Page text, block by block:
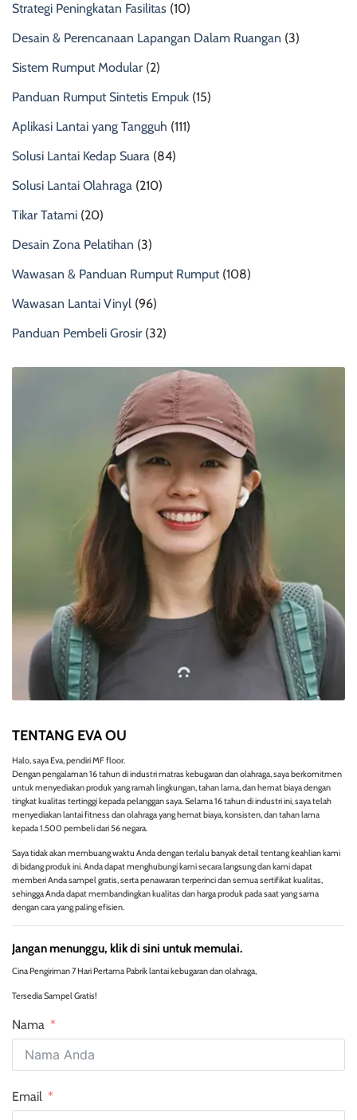
Strategi Peningkatan Fasilitas (10)
Desain & Perencanaan Lapangan Dalam Ruangan (3)
Sistem Rumput Modular (2)
Panduan Rumput Sintetis Empuk (15)
Aplikasi Lantai yang Tangguh (111)
Solusi Lantai Kedap Suara (84)
Solusi Lantai Olahraga (210)
Tikar Tatami (20)
Desain Zona Pelatihan (3)
Wawasan & Panduan Rumput Rumput(108)
Wawasan Lantai Vinyl (96)
Panduan Pembeli Grosir (32)
TENTANG EVA OU
Halo, saya Eva, pendiri MF floor.
Dengan pengalaman 16 tahun di industri matras kebugaran dan olahraga, saya berkomitmen
untuk menyediakan produk yang ramah lingkungan, tahan lama, dan hemat biaya dengan
tingkat kualitas tertinggi kepada pelanggan saya. Selama 16 tahun di industri ini, saya telah
menyediakan lantai fitness dan olahraga yang hemat biaya, konsisten, dan tahan lama
kepada 1.500 pembeli dari 56 negara.
Saya tidak akan membuang waktu Anda dengan terlalu banyak detail tentang keahlian kami
di bidang produk ini. Anda dapat menghubungi kami secara langsung dan kami dapat
memberi Anda sampel gratis, serta penawaran terperinci dan semua sertifikat kualitas,
sehingga Anda dapat membandingkan kualitas dan harga produk pada saat yang sama
dengan cara yang paling efisien.
Jangan menunggu, klik di sini untuk memulai.
Cina Pengiriman 7 Hari Pertama Pabrik lantai kebugaran dan olahraga,
Tersedia Sampel Gratis!
Nama
Email